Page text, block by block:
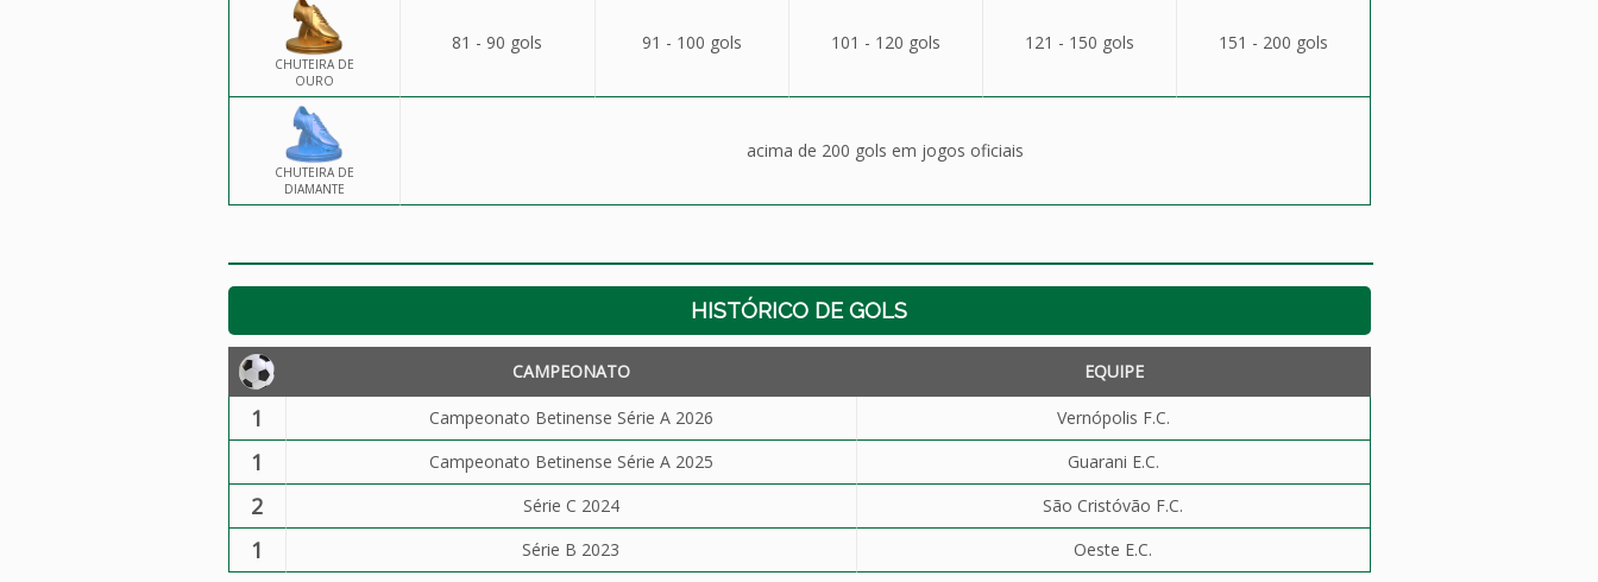
CHUTEIRA DE
OURO
81 - 90 gols 91 - 100 gols 101 - 120 gols 121 - 150 gols 151 - 200 gols
CHUTEIRA DE
DIAMANTE
acima de 200 gols em jogos oficiais
HISTÓRICO DE GOLS
CAMPEONATO EQUIPE
1 Campeonato Betinense Série A 2026 Vernópolis F.C.
1 Campeonato Betinense Série A 2025 Guarani E.C.
2 Série C 2024 São Cristóvão F.C.
1 Série B 2023 Oeste E.C.